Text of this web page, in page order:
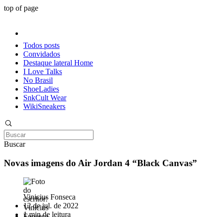
top of page
Todos posts
Convidados
Destaque lateral Home
I Love Talks
No Brasil
ShoeLadies
SnkCult Wear
WikiSneakers
Buscar
Novas imagens do Air Jordan 4 “Black Canvas”
Vinicius Fonseca
12 de jul. de 2022
1 min de leitura